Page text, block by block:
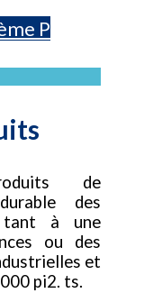
P
de
des
tant à une
ou des
et
pi2. ts.